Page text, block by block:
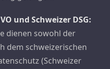
und Schweizer DSG:
dienen sowohl der
dem schweizerischen
(Schweizer